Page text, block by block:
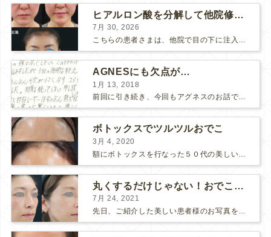
ヒアルロン酸を分解して他院修正（目の下のチンダル現象とその補正）
7月 30, 2026
こちらの患者さまは、他院で目の下に注入したヒアルロン酸がチンダル現象を起こしていたため、 ヒアルロン酸を分解する薬（ヒアルロニダーゼ）で分解してから 改めてヒアルロン酸を入れ直しました。 ...
AGNESにも欠点が…
1月 13, 2018
前回に引き続き、今回もアグネスのお話です。 AGNESはとっても良い治療である一方、 欠点もいくつかありますので、そちらもお話ししておきますね。 AGNESの欠点 1. ダウンタイム A...
ボトックスでツルツルおでこ
3月 4, 2020
丸くするだけじゃない！おでこのヒアルロン酸注射
7月 24, 2021
先日、ご紹介した美しい患者様のお写真を使わせていただいて、おでこのヒアルロン酸注射について説明します。 （≫ 写真の患者様の経過はこちら『２年間で若返って綺麗になられた患者様』） なぜおでこに...